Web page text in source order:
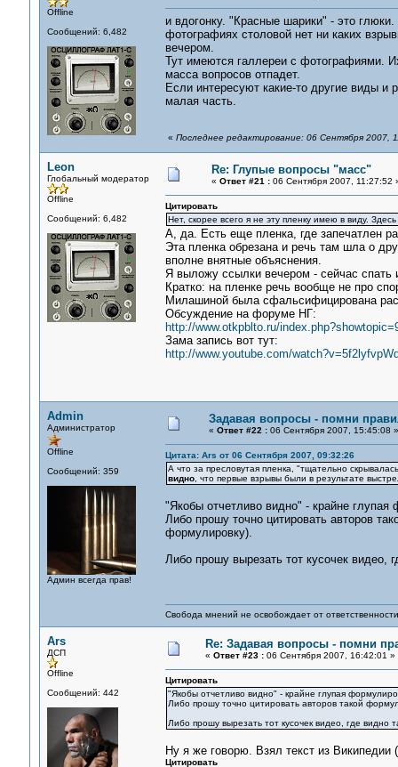
Offline
Сообщений: 6,482
и вдогонку. "Красные шарики" - это
фотографиях столовой нет ни каких
вечером.
Тут имеются галлереи с фотографиями.
масса вопросов отпадет.
Если интересуют какие-то другие виды
малая часть.
« Последнее редактирование: 06 Сентября 2007,
Leon
Глобальный модератор
Offline
Сообщений: 6,482
Re: Глупые вопросы "масс"
« Ответ #21 :06 Сентября 2007, 11:27:52
Цитировать
Нет, скорее всего я не эту пленку имею в виду.
А, да. Есть еще пленка, где запечатлен
Эта пленка обрезана и речь там шла о
вполне внятные объяснения.
Я выложу ссылки вечером - сейчас спать
Кратко: на пленке речь вообще не про
Милашиной была сфальсифицирована
Обсуждение на форуме НГ:
http://www.otkpblto.ru/
Зама запись вот тут:
http://www.youtube.com/
Admin
Администратор
Offline
Сообщений: 359
Админ всегда прав!
Задавая вопросы - помни
« Ответ #22 :06 Сентября 2007, 15:45:08 »
Цитата: Ars от 06 Сентября 2007, 09:32:26
А что за пресловутая пленка, "тщательно
видно, что первые взрывы были в результате
"Якобы отчетливо видно" - крайне глупая
Либо прошу точно цитировать авторов
формулировку).
Либо прошу вырезать тот кусочек видео,
Свобода мнений не освобождает от
Ars
ДСП
Offline
Сообщений: 442
Re: Задавая вопросы - помни
« Ответ #23 :06 Сентября 2007, 16:42:01 »
Цитировать
"Якобы отчетливо видно" - крайне глупая
Либо прошу точно цитировать авторов такой
Либо прошу вырезать тот кусочек видео, где видно
Ну я же говорю. Взял текст из Википедии
Цитировать